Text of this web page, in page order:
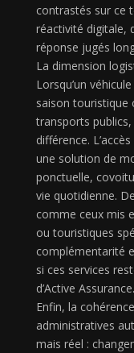
contrastés sur ce
réactivité digitale,
réponse jugés
La dimension
Lorsqu’un
saison touristique
transports publics,
différence.
une solution de
ponctuelle,
vie quotidienne.
comme ceux mis
ou touristiques
complémentarité
si ces services
d’Active Assurance.
Enfin, la
administratives
mais réel :